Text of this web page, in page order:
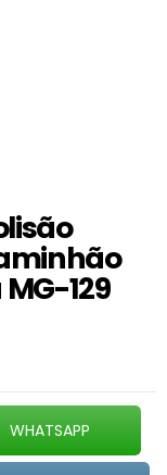
129
WHATSAPP